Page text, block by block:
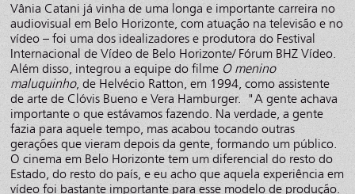
Vânia Catani já vinha de uma longa e importante carreira no
audiovisual em Belo Horizonte, com atuação na televisão e no
vídeo – foi uma dos idealizadores e produtora do Festival
Internacional de Vídeo de Belo Horizonte/ Fórum BHZ Vídeo.
Além disso, integrou a equipe do filme O menino
maluquinho, de Helvécio Ratton, em 1994, como assistente
de arte de Clóvis Bueno e Vera Hamburger. "A gente achava
importante o que estávamos fazendo. Na verdade, a gente
fazia para aquele tempo, mas acabou tocando outras
gerações que vieram depois da gente, formando um público.
O cinema em Belo Horizonte tem um diferencial do resto do
Estado, do resto do país, e eu acho que aquela experiência em
vídeo foi bastante importante para esse modelo de produção.